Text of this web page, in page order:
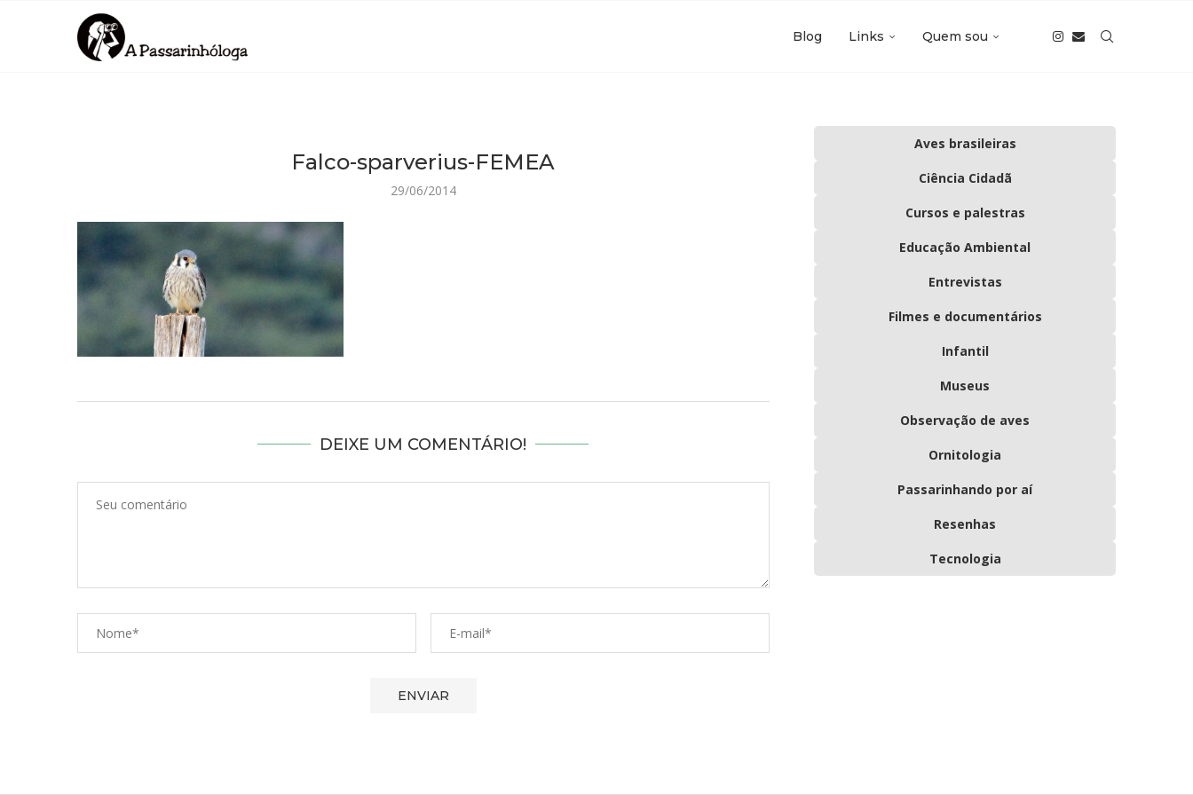
Blog Links Quem sou
Falco-sparverius-FEMEA
29/06/2014
DEIXE UM COMENTÁRIO!
Aves brasileiras
Ciência Cidadã
Cursos e palestras
Educação Ambiental
Entrevistas
Filmes e documentários
Infantil
Museus
Observação de aves
Ornitologia
Passarinhando por aí
Resenhas
Tecnologia